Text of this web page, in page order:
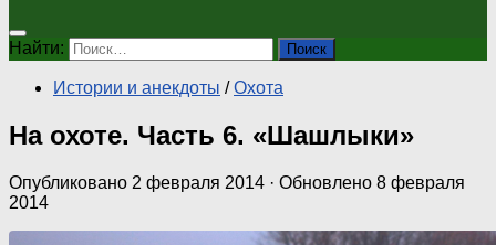
Найти:
Истории и анекдоты / Охота
На охоте. Часть 6. «Шашлыки»
Опубликовано 2 февраля 2014 · Обновлено 8 февраля
2014